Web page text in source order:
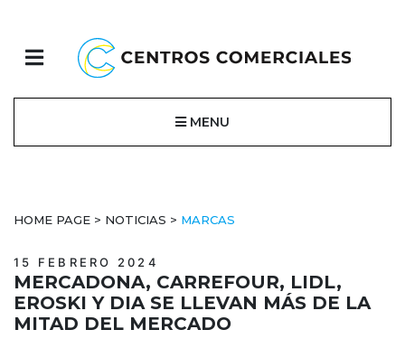
MENU
HOME PAGE > NOTICIAS > MARCAS
15 FEBRERO 2024
MERCADONA, CARREFOUR, LIDL,
EROSKI Y DIA SE LLEVAN MÁS DE LA
MITAD DEL MERCADO